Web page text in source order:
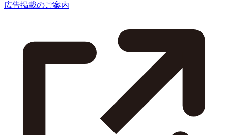
広告掲載のご案内